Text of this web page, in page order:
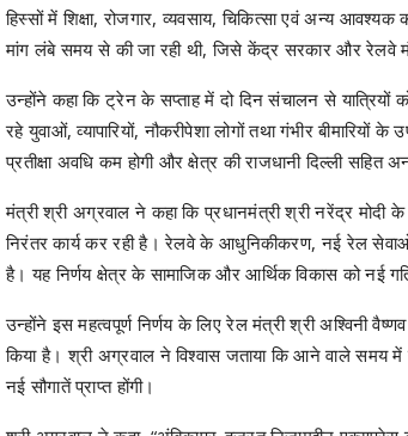
हिस्सों में शिक्षा, रोजगार, व्यवसाय, चिकित्सा एवं अन्य
मांग लंबे समय से की जा रही थी, जिसे केंद्र सरकार और रेलवे
उन्होंने कहा कि ट्रेन के सप्ताह में दो दिन संचालन से यात्रियों
रहे युवाओं, व्यापारियों, नौकरीपेशा लोगों तथा गंभीर
प्रतीक्षा अवधि कम होगी और क्षेत्र की राजधानी दिल्ली
मंत्री श्री अग्रवाल ने कहा कि प्रधानमंत्री श्री नरेंद्र
निरंतर कार्य कर रही है। रेलवे के आधुनिकीकरण, नई रेल
है। यह निर्णय क्षेत्र के सामाजिक और आर्थिक विकास को नई
उन्होंने इस महत्वपूर्ण निर्णय के लिए रेल मंत्री श्री अश्विनी
किया है। श्री अग्रवाल ने विश्वास जताया कि आने वाले समय
नई सौगातें प्राप्त होंगी।